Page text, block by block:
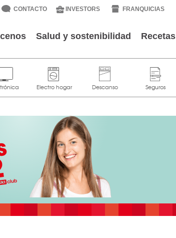
CONTACTO INVESTORS FRANQUICIAS
Salud y sostenibilidad Recetas